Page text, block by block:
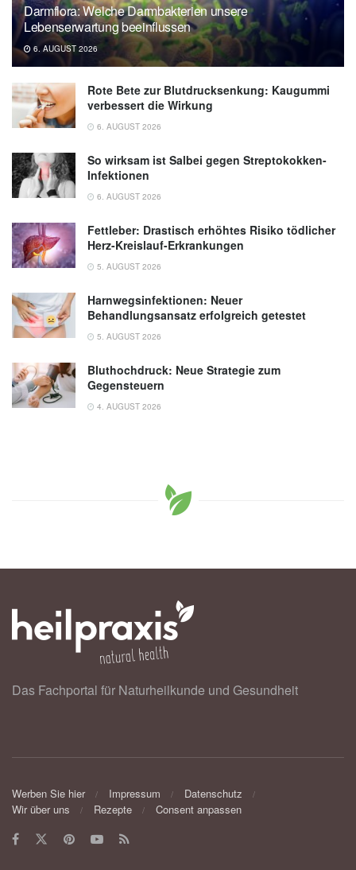
Darmflora: Welche Darmbakterien unsere
Lebenserwartung beeinflussen
6. AUGUST 2026
Rote Bete zur Blutdrucksenkung: Kaugummi
verbessert die Wirkung
6. AUGUST 2026
So wirksam ist Salbei gegen Streptokokken-
Infektionen
6. AUGUST 2026
Fettleber: Drastisch erhöhtes Risiko tödlicher
Herz-Kreislauf-Erkrankungen
5. AUGUST 2026
Harnwegsinfektionen: Neuer
Behandlungsansatz erfolgreich getestet
5. AUGUST 2026
Bluthochdruck: Neue Strategie zum
Gegensteuern
4. AUGUST 2026
Das Fachportal für Naturheilkunde und Gesundheit
Werben Sie hier Impressum
Datenschutz
Wir über uns
Rezepte Consent anpassen